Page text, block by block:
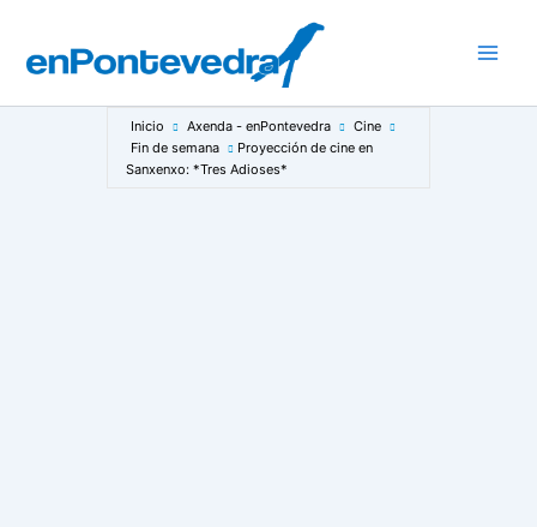
contenido
Inicio Axenda - enPontevedra
Cine
Fin de semana
Proyección de cine en
Sanxenxo: *Tres Adioses*